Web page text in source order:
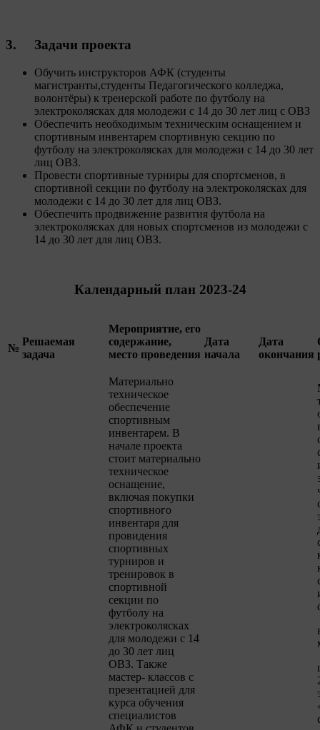
3. Задачи проекта
Обучить инструкторов АФК (студенты
магистранты,студенты Педагогического колледжа,
волонтёры) к тренерской работе по футболу на
электроколясках для молодежи с 14 до 30 лет лиц с ОВЗ
Обеспечить необходимым техническим оснащением и
спортивным инвентарем спортивную секцию по
футболу на электроколясках для молодежи с 14 до 30 лет
лиц ОВЗ.
Провести спортивные турниры для спортсменов, в
спортивной секции по футболу на электроколясках для
молодежи с 14 до 30 лет для лиц ОВЗ.
Обеспечить продвижение развития футбола на
электроколясках для новых спортсменов из молодежи с
14 до 30 лет для лиц ОВЗ.
Календарный план 2023-24
№
Решаемая
задача
Мероприятие, его
содержание,
место проведения
Дата
начала
Дата
окончания
Материально
техническое
обеспечение
спортивным
инвентарем. В
начале проекта
стоит материально
техническое
оснащение,
включая покупки
спортивного
инвентаря для
провидения
спортивных
турниров и
тренировок в
спортивной
секции по
футболу на
электроколясках
для молодежи с 14
до 30 лет лиц
ОВЗ. Также
мастер- классов с
презентацией для
курса обучения
специалистов